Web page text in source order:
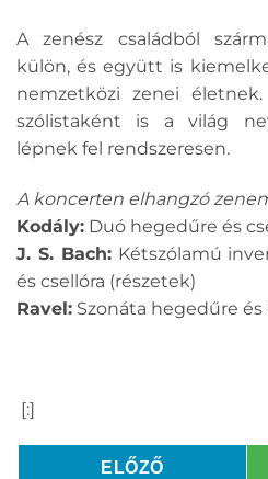
A zenész családból
külön, és együtt is
nemzetközi zenei
szólistaként is a világ
lépnek fel rendszeresen.
A koncerten elhangzó
Kodály: Duó hegedűre és
J. S. Bach:Kétszólamú
és csellóra (részetek)
Ravel: Szonáta hegedűre és
[:]
ELŐZŐ